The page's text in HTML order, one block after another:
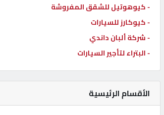
كيو
نمبر
كيو
كارز
كيو
- كيوهوتيل للشقق المفروشة
- كيوكارز للسيارات
- شركة ألبان داندي
- البتراء لتأجير السيارات
الأقسام الرئيسية